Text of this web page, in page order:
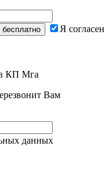
Я согласен
в КП Мга
Вам
данных